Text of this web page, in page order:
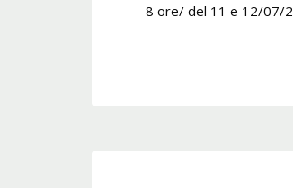
8 ore/ del 11 e 12/07/